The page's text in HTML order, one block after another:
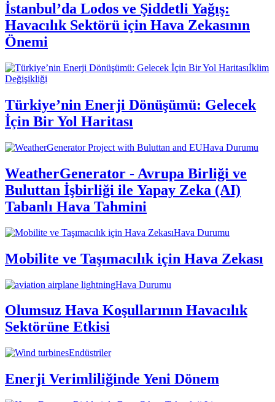
İstanbul’da Lodos ve Şiddetli Yağış:
Havacılık Sektörü için Hava Zekasının
Önemi
İklim
Değişikliği
Türkiye’nin Enerji Dönüşümü: Gelecek
İçin Bir Yol Haritası
Hava Durumu
WeatherGenerator - Avrupa Birliği ve
Buluttan İşbirliği ile Yapay Zeka (AI)
Tabanlı Hava Tahmini
Hava Durumu
Mobilite ve Taşımacılık için Hava Zekası
Hava Durumu
Olumsuz Hava Koşullarının Havacılık
Sektörüne Etkisi
Endüstriler
Enerji Verimliliğinde Yeni Dönem